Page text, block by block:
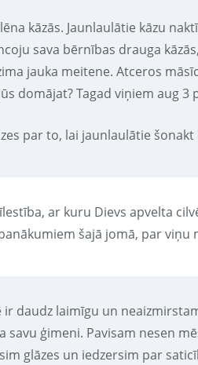
kāzās. Jaunlaulātie kāzu
sava bērnības drauga
jauka meitene. Atceros
domājat? Tagad viņiem aug 3
par to, lai jaunlaulātie
ar kuru Dievs apvelta
šajā jomā, par viņu
ir daudz laimīgu un
savu ģimeni. Pavisam nesen
glāzes un iedzersim par